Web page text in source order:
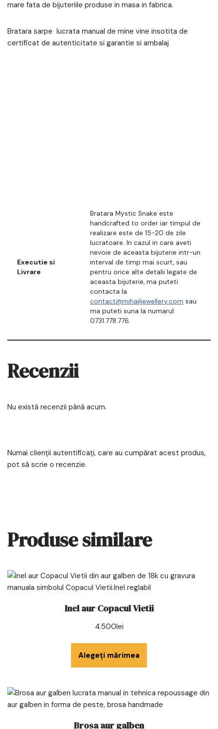
mare fata de bijuteriile produse in masa in fabrica.
Bratara sarpe lucrata manual de mine vine insotita de
certificat de autenticitate si garantie si ambalaj
Executie si
Livrare
Bratara Mystic Snake este
handcrafted to order iar timpul de
realizare este de 15-20 de zile
lucratoare. In cazul in care aveti
nevoie de aceasta bijuterie intr-un
interval de timp mai scurt, sau
pentru orice alte detalii legate de
aceasta bijuterie, ma puteti
contacta la
contact@mihailjewellery.com sau
ma puteti suna la numarul:
0731.778.776.
Recenzii
Nu există recenzii până acum.
Numai clienții autentificați, care au cumpărat acest produs,
pot să scrie o recenzie.
Produse similare
Inel aur Copacul Vietii
4.500lei
Alegeți mărimea
Brosa aur galben